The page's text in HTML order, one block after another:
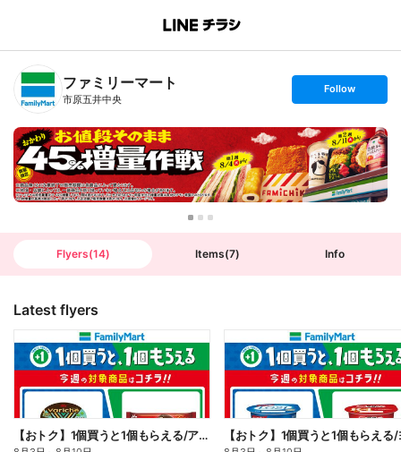
B
n
T
ファミリーマート
市原五井中央
s
t
o
l
l
o
w
Follow
Flyers(14) Items(7) Info
Latest flyers
【おトク】1個買うと1個もらえる/アイス